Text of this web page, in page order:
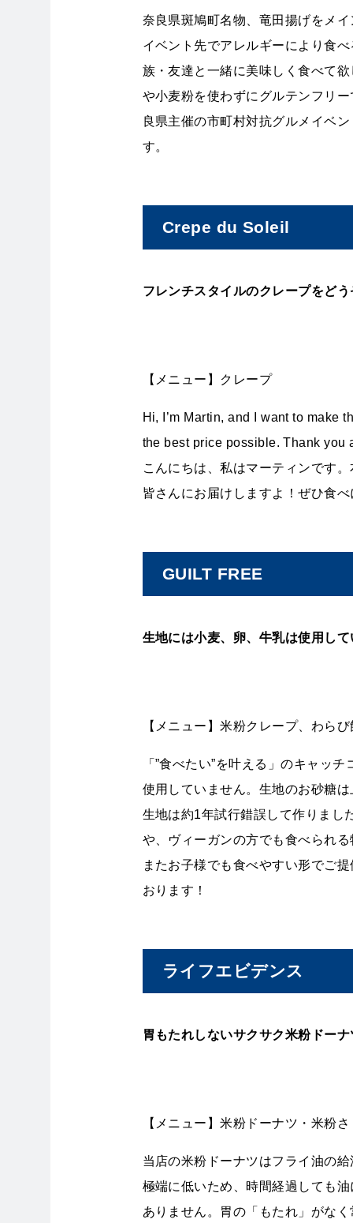
奈良県斑鳩町名物、竜田揚げをメ
イベント先でアレルギーにより食
族・友達と一緒に美味しく食べて
や小麦粉を使わずにグルテンフリ
良県主催の市町村対抗グルメイベ
す。
Crepe du Soleil
フレンチスタイルのクレープをどう
【メニュー】クレープ
Hi, I’m Martin, and I want to make
the best price possible. Thank you
こんにちは、私はマーティンです
皆さんにお届けしますよ！ぜひ食
GUILT FREE
生地には小麦、卵、牛乳は使用し
【メニュー】米粉クレープ、わら
「”食べたい”を叶える」のキャッ
使用していません。生地のお砂糖
生地は約1年試行錯誤して作りまし
や、ヴィーガンの方でも食べられ
またお子様でも食べやすい形でご
おります！
ライフエビデンス
胃もたれしないサクサク米粉ドーナ
【メニュー】米粉ドーナツ・米粉
当店の米粉ドーナツはフライ油の
極端に低いため、時間経過しても
ありません。胃の「もたれ」がな